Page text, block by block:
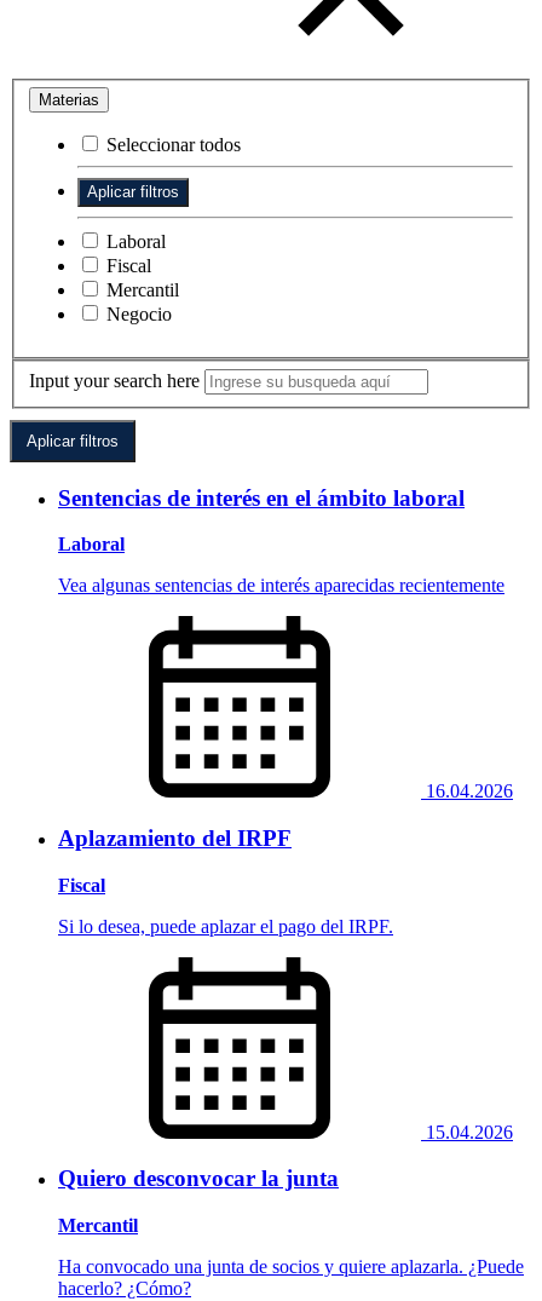
Materias
Seleccionar todos
Laboral
Fiscal
Mercantil
Negocio
Input your search here
Sentencias de interés en el ámbito laboral
Laboral
Vea algunas sentencias de interés aparecidas recientemente
16.04.2026
Aplazamiento del IRPF
Fiscal
Si lo desea, puede aplazar el pago del IRPF.
15.04.2026
Quiero desconvocar la junta
Mercantil
Ha convocado una junta de socios y quiere aplazarla. ¿Puede
hacerlo? ¿Cómo?